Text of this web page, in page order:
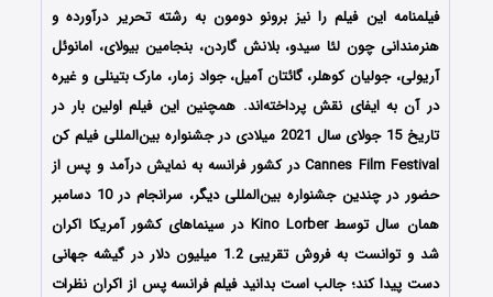
فیلمنامه این فیلم را نیز برونو دومون به رشته تحریر درآورده و
هنرمندانی چون لئا سیدو، بلانش گاردن، بنجامین بیولای، امانوئل
آریولی، جولیان کوهلر، گائتان آمیل، جواد زمار، مارک بتینلی و غیره
در آن به ایفای نقش پرداخته‌اند. همچنین این فیلم اولین بار در
تاریخ 15 جولای سال 2021 میلادی در جشنواره بین‌المللی فیلم کن
Cannes Film Festival در کشور فرانسه به نمایش درآمد و پس از
حضور در چندین جشنواره بین‌المللی دیگر، سرانجام در 10 دسامبر
همان سال توسط Kino Lorber در سینماهای کشور آمریکا اکران
شد و توانست به فروش تقریبی 1.2 میلیون دلار در گیشه جهانی
دست پیدا کند؛ جالب است بدانید فیلم فرانسه پس از اکران نظرات